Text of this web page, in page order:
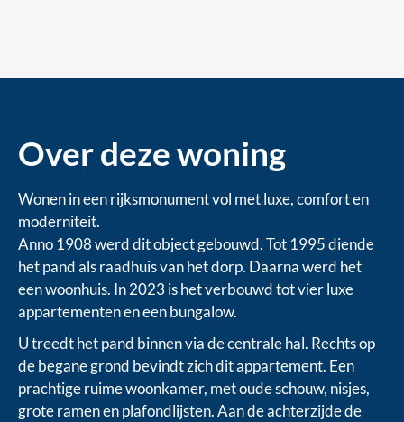
Over deze woning
Wonen in een rijksmonument vol met luxe, comfort en
moderniteit.
Anno 1908 werd dit object gebouwd. Tot 1995 diende
het pand als raadhuis van het dorp. Daarna werd het
een woonhuis. In 2023 is het verbouwd tot vier luxe
appartementen en een bungalow.
U treedt het pand binnen via de centrale hal. Rechts op
de begane grond bevindt zich dit appartement. Een
prachtige ruime woonkamer, met oude schouw, nisjes,
grote ramen en plafondlijsten. Aan de achterzijde de